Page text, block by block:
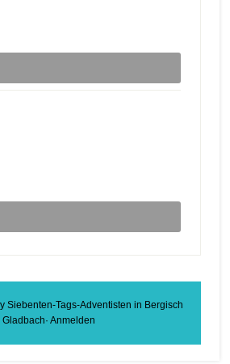
Siebenten-Tags-Adventisten in Bergisch
Gladbach·Anmelden